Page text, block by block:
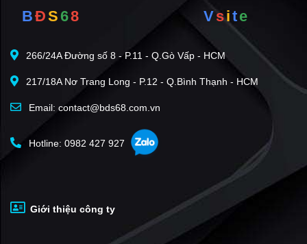
BĐS68 Vsite
266/24A Đường số 8 - P.11 - Q.Gò Vấp - HCM
217/18A Nơ Trang Long - P.12 - Q.Bình Thạnh - HCM
Email: contact@bds68.com.vn
Hotline: 0982 427 927
Giới thiệu công ty